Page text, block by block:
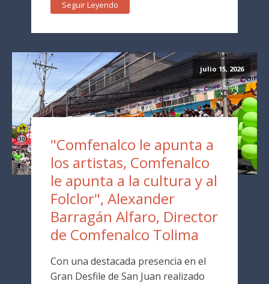
Seguir Leyendo
julio 15, 2026
"Comfenalco le apunta a
los artistas, Comfenalco
le apunta a la cultura y al
Folclor", Alexander
Barragán Alfaro, Director
de Comfenalco Tolima
Con una destacada presencia en el
Gran Desfile de San Juan realizado